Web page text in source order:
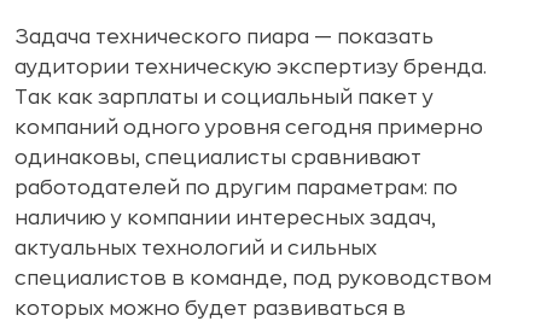
Задача технического пиара — показать
аудитории техническую экспертизу бренда.
Так как зарплаты и социальный пакет у
компаний одного уровня сегодня примерно
одинаковы, специалисты сравнивают
работодателей по другим параметрам: по
наличию у компании интересных задач,
актуальных технологий и сильных
специалистов в команде, под руководством
которых можно будет развиваться в